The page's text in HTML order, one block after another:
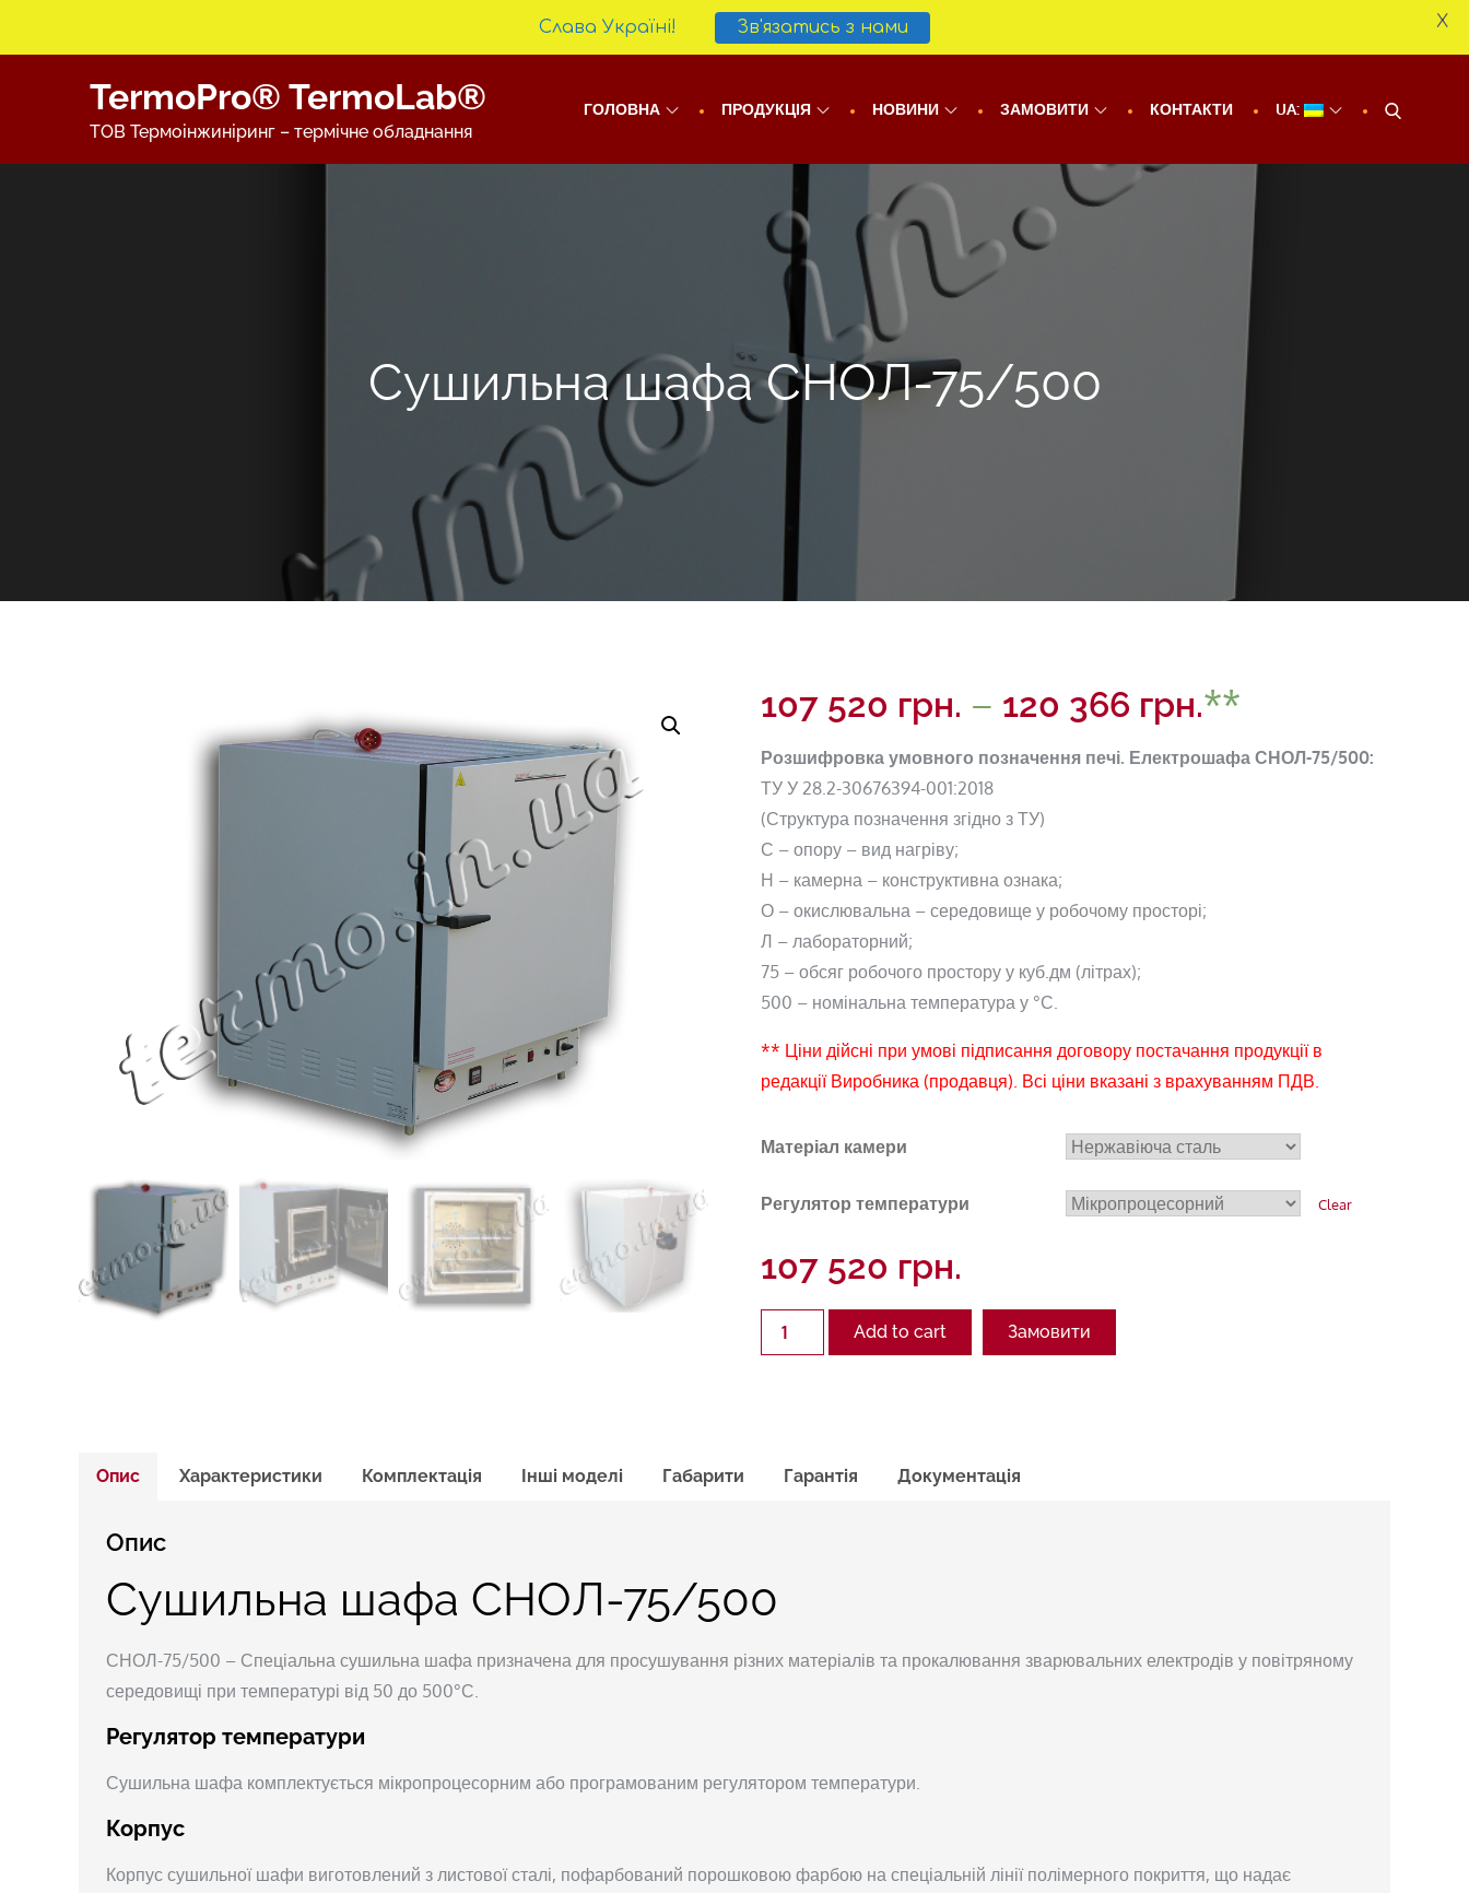
TermoPro® TermoLab®
ТОВ Термоінжиніринг – термічне обладнання
ГОЛОВНА ПРОДУКЦІЯ НОВИНИ ЗАМОВИТИ КОНТАКТИ UA:
Сушильна шафа СНОЛ-75/500
107 520 грн. – 120 366 грн.
Розшифровка умовного позначення печі. Електрошафа СНОЛ-75/500:
ТУ У 28.2-30676394-001:2018
(Структура позначення згідно з ТУ)
С – опору – вид нагріву;
Н – камерна – конструктивна ознака;
О – окислювальна – середовище у робочому просторі;
Л – лабораторний;
75 – обсяг робочого простору у куб.дм (літрах);
500 – номінальна температура у °С.
** Ціни дійсні при умові підписання договору постачання продукції в
редакції Виробника (продавця). Всі ціни вказані з врахуванням ПДВ.
Матеріал камери
Регулятор температури Clear
107 520 грн.
Quantity Add to cart Замовити
Опис Характеристики Комплектація Інші моделі Габарити Гарантія Документація
Опис
Сушильна шафа СНОЛ-75/500
СНОЛ-75/500 – Спеціальна сушильна шафа призначена для просушування різних матеріалів та прокалювання зварювальних електродів у повітряному
середовищі при температурі від 50 до 500°С.
Регулятор температури
Сушильна шафа комплектується мікропроцесорним або програмованим регулятором температури.
Корпус
Корпус сушильної шафи виготовлений з листової сталі, пофарбований порошковою фарбою на спеціальній лінії полімерного покриття, що надає
Слава Україні! Зв'язатись з нами X